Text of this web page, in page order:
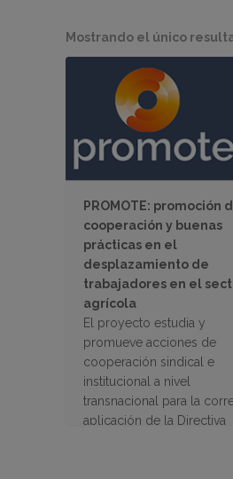
Mostrando el único
PROMOTE: promoción
cooperación y buenas
prácticas en el
desplazamiento de
trabajadores en el
agrícola
El proyecto estudia y
promueve acciones de
cooperación sindical e
institucional a nivel
transnacional para la
aplicación de la Directiva